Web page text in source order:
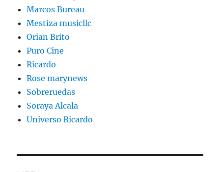
Marcos Bureau
Mestiza musicllc
Orian Brito
Puro Cine
Ricardo
Rose marynews
Sobreruedas
Soraya Alcala
Universo Ricardo